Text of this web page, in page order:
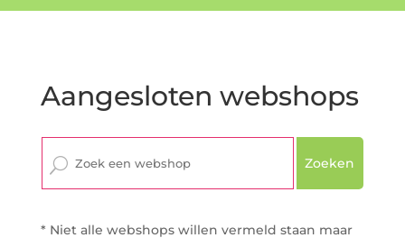
Aangesloten webshops
Zoeken
* Niet alle webshops willen vermeld staan maar